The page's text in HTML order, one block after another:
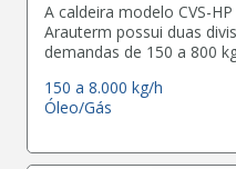
A caldeira modelo CVS-
Arauterm possui duas
demandas de 150 a 800
150 a 8.000 kg/h
Óleo/Gás